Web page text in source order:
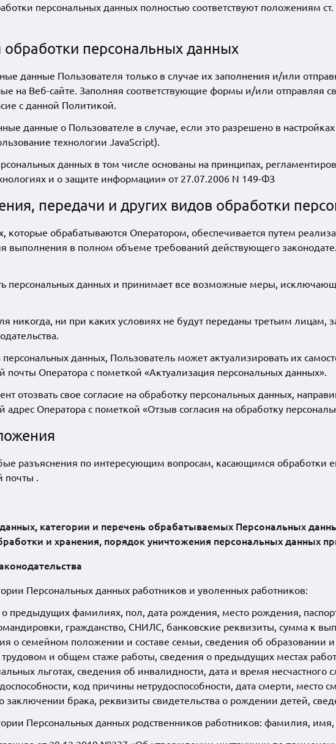
персональных данных полностью соответствуют положениям
персональных данных
данные Пользователя только в случае их заполнения и/или
на Веб-сайте. Заполняя соответствующие формы и/или отправляя
с данной Политикой.
данные о Пользователе в случае, если это разрешено в
технологии JavaScript).
данных в том числе основаны на принципах,
и о защите информации» от 27.07.2006 N 149-ФЗ
передачи и других видов обработки
которые обрабатываются Оператором, обеспечивается путем
выполнения в полном объеме требований действующего
персональных данных и принимает все возможные меры,
никогда, ни при каких условиях не будут переданы третьим лицам,
данных, Пользователь может актуализировать их
почты Оператора с пометкой «Актуализация персональных данных».
отозвать свое согласие на обработку персональных данных,
адрес Оператора с пометкой «Отзыв согласия на обработку
разъяснения по интересующим вопросам, касающимся обработки
почты .
категории и перечень обрабатываемых Персональных
и хранения, порядок уничтожения персональных данных
Персональных данных работников и уволенных работников:
предыдущих фамилиях, пол, дата рождения, место рождения,
гражданство, СНИЛС, банковские реквизиты, сумма к
о семейном положении и составе семьи, сведения об
трудовом и общем стаже работы, сведения о предыдущих местах
льготах, сведения об инвалидности, дата и время несчастного
код причины нетрудоспособности, дата смерти, место
заключении брака, реквизиты свидетельства о рождении детей,
Персональных данных родственников работников: фамилия, имя,